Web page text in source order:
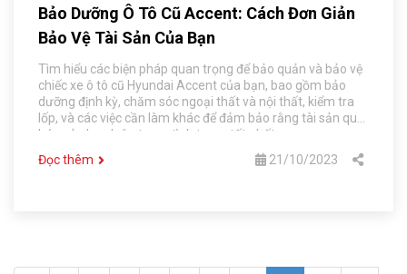
Bảo Dưỡng Ô Tô Cũ Accent: Cách Đơn Giản
Bảo Vệ Tài Sản Của Bạn
Tìm hiểu các biện pháp quan trọng để bảo quản và bảo vệ
chiếc xe ô tô cũ Hyundai Accent của bạn, bao gồm bảo
dưỡng định kỳ, chăm sóc ngoại thất và nội thất, kiểm tra
lốp, và các việc cần làm khác để đảm bảo rằng tài sản quý
báu của bạn luôn trong tình trạng tốt nhất
Đọc thêm
21/10/2023